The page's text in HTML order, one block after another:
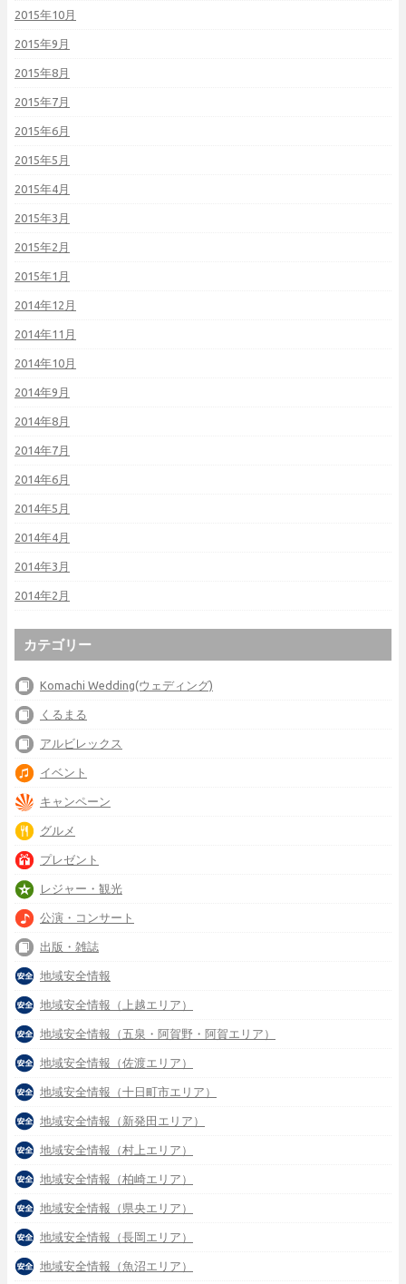
2015年10月
2015年9月
2015年8月
2015年7月
2015年6月
2015年5月
2015年4月
2015年3月
2015年2月
2015年1月
2014年12月
2014年11月
2014年10月
2014年9月
2014年8月
2014年7月
2014年6月
2014年5月
2014年4月
2014年3月
2014年2月
カテゴリー
Komachi Wedding(ウェディング)
くるまる
アルビレックス
イベント
キャンペーン
グルメ
プレゼント
レジャー・観光
公演・コンサート
出版・雑誌
地域安全情報
地域安全情報（上越エリア）
地域安全情報（五泉・阿賀野・阿賀エリア）
地域安全情報（佐渡エリア）
地域安全情報（十日町市エリア）
地域安全情報（新発田エリア）
地域安全情報（村上エリア）
地域安全情報（柏崎エリア）
地域安全情報（県央エリア）
地域安全情報（長岡エリア）
地域安全情報（魚沼エリア）